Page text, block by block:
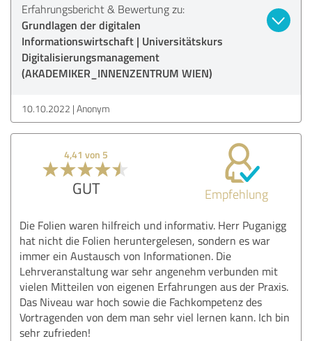
Erfahrungsbericht & Bewertung zu:
Grundlagen der digitalen
Informationswirtschaft | Universitätskurs
Digitalisierungsmanagement
(AKADEMIKER_INNENZENTRUM WIEN)
10.10.2022 Anonym
4,41 von 5
GUT Empfehlung
Die Folien waren hilfreich und informativ. Herr Puganigg
hat nicht die Folien heruntergelesen, sondern es war
immer ein Austausch von Informationen. Die
Lehrveranstaltung war sehr angenehm verbunden mit
vielen Mitteilen von eigenen Erfahrungen aus der Praxis.
Das Niveau war hoch sowie die Fachkompetenz des
Vortragenden von dem man sehr viel lernen kann. Ich bin
sehr zufrieden!